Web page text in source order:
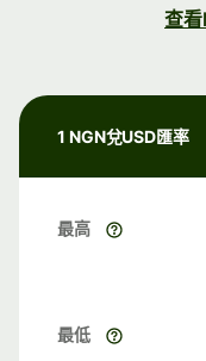
查
1 NGN兌USD匯率
最高
最低